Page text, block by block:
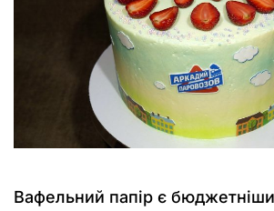
Вафельний папір є